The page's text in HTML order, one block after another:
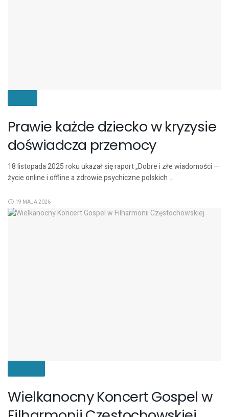
Prawie każde dziecko w kryzysie
doświadcza przemocy
18 listopada 2025 roku ukazał się raport „Dobre i złe wiadomości —
życie online i offline a zdrowie psychiczne polskich ...
19 MAJA 2026
Wielkanocny Koncert Gospel w